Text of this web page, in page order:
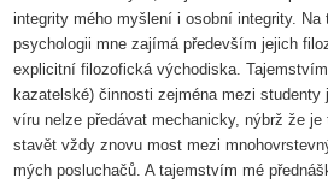
integrity mého myšlení i osobní integrity.
psychologii mne zajímá především jejich
explicitní filozofická východiska.
kazatelské) činnosti zejména mezi
víru nelze předávat mechanicky, nýbrž že
stavět vždy znovu most mezi
mých posluchačů. A tajemstvím mé